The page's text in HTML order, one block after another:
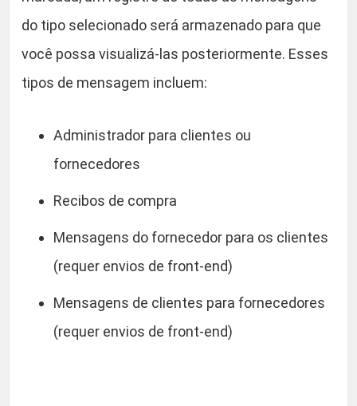
do tipo selecionado será armazenado para que
você possa visualizá-las posteriormente. Esses
tipos de mensagem incluem:
Administrador para clientes ou
fornecedores
Recibos de compra
Mensagens do fornecedor para os clientes
(requer envios de front-end)
Mensagens de clientes para fornecedores
(requer envios de front-end)